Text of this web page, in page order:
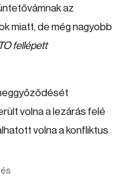
az
miatt, de még nagyobb
fellépett
volna a lezárás felé
volna a konfliktus.